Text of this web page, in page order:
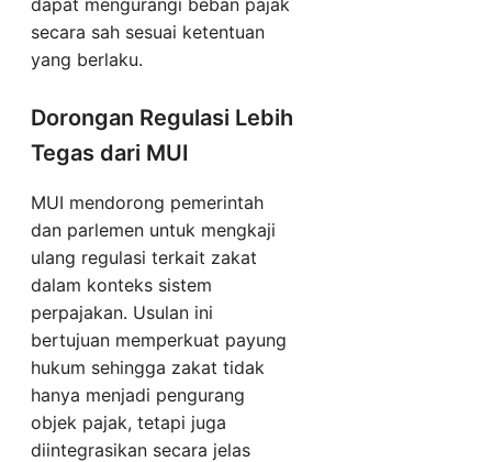
dapat mengurangi beban pajak
secara sah sesuai ketentuan
yang berlaku.
Dorongan Regulasi Lebih
Tegas dari MUI
MUI mendorong pemerintah
dan parlemen untuk mengkaji
ulang regulasi terkait zakat
dalam konteks sistem
perpajakan. Usulan ini
bertujuan memperkuat payung
hukum sehingga zakat tidak
hanya menjadi pengurang
objek pajak, tetapi juga
diintegrasikan secara jelas